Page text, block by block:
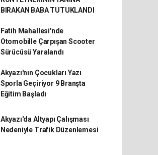
BIRAKAN BABA TUTUKLANDI
Fatih Mahallesi'nde
Otomobille Çarpışan Scooter
Sürücüsü Yaralandı
Akyazı'nın Çocukları Yazı
Sporla Geçiriyor 9 Branşta
Eğitim Başladı
Akyazı'da Altyapı Çalışması
Nedeniyle Trafik Düzenlemesi